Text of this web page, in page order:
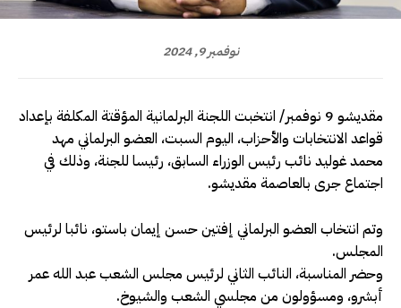
نوفمبر 9, 2024
مقديشو 9 نوفمبر/ انتخبت اللجنة البرلمانية المؤقتة المكلفة بإعداد
قواعد الانتخابات والأحزاب، اليوم السبت، العضو البرلماني مهد
محمد غوليد نائب رئيس الوزراء السابق، رئيسا للجنة، وذلك في
اجتماع جرى بالعاصمة مقديشو.
وتم انتخاب العضو البرلماني إفتين حسن إيمان باستو، نائبا لرئيس
المجلس.
وحضر المناسبة، النائب الثاني لرئيس مجلس الشعب عبد الله عمر
أبشرو، ومسؤولون من مجلسي الشعب والشيوخ.